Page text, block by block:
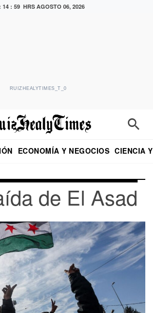
14 : 59 HRSAGOSTO 06, 2026
RUIZHEALYTIMES_T_0
ECONOMÍA Y NEGOCIOS CIENCIA
de El Asad